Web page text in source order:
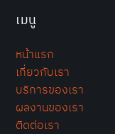
เมนู
หน้าแรก
เกี่ยวกับเรา
บริการของเรา
ผลงานของเรา
ติดต่อเรา